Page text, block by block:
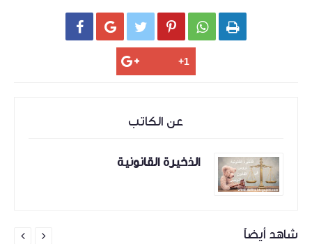
     
عن الكاتب
الذخيرة القانونية
شاهد أيضاً 
